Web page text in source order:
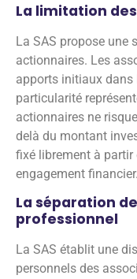
La limitation
La SAS propose une
actionnaires. Les
apports initiaux dans
particularité
actionnaires ne
delà du montant
fixé librement à partir
engagement financier.
La séparation
professionnel
La SAS établit une
personnels des